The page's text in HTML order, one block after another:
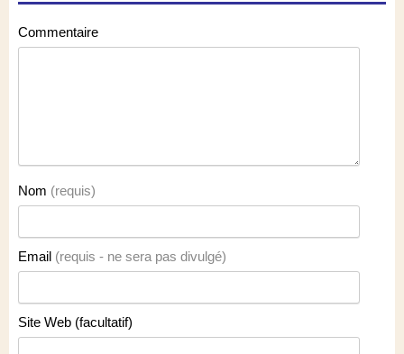
Commentaire
Nom (requis)
Email (requis - ne sera pas divulgé)
Site Web (facultatif)